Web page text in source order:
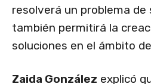
resolverá un problema de
también permitirá la
soluciones en el ámbito
Zaida González explicó